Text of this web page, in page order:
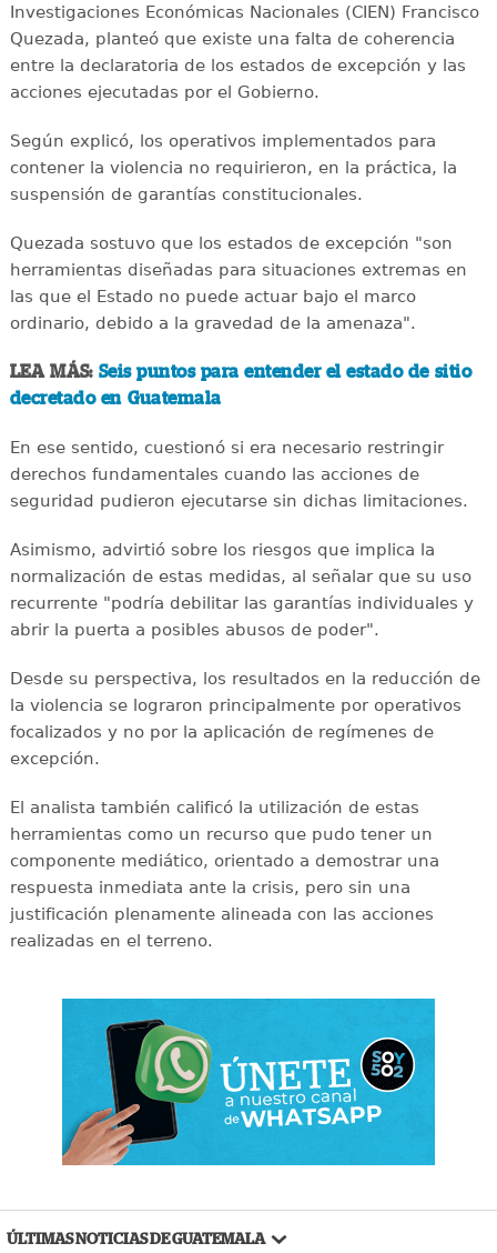
Investigaciones Económicas Nacionales (CIEN) Francisco
Quezada, planteó que existe una falta de coherencia
entre la declaratoria de los estados de excepción y las
acciones ejecutadas por el Gobierno.
Según explicó, los operativos implementados para
contener la violencia no requirieron, en la práctica, la
suspensión de garantías constitucionales.
Quezada sostuvo que los estados de excepción "son
herramientas diseñadas para situaciones extremas en
las que el Estado no puede actuar bajo el marco
ordinario, debido a la gravedad de la amenaza".
LEA MÁS:Seis puntos para entender el estado de sitio
decretado en Guatemala
En ese sentido, cuestionó si era necesario restringir
derechos fundamentales cuando las acciones de
seguridad pudieron ejecutarse sin dichas limitaciones.
Asimismo, advirtió sobre los riesgos que implica la
normalización de estas medidas, al señalar que su uso
recurrente "podría debilitar las garantías individuales y
abrir la puerta a posibles abusos de poder".
Desde su perspectiva, los resultados en la reducción de
la violencia se lograron principalmente por operativos
focalizados y no por la aplicación de regímenes de
excepción.
El analista también calificó la utilización de estas
herramientas como un recurso que pudo tener un
componente mediático, orientado a demostrar una
respuesta inmediata ante la crisis, pero sin una
justificación plenamente alineada con las acciones
realizadas en el terreno.
ÚLTIMAS NOTICIAS DE GUATEMALA